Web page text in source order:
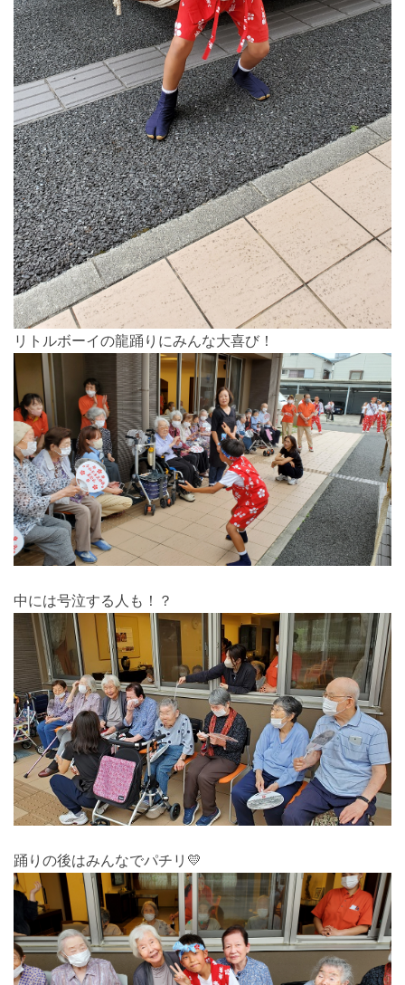
リトルボーイの龍踊りにみんな大喜び！
中には号泣する人も！？
踊りの後はみんなでパチリ💛